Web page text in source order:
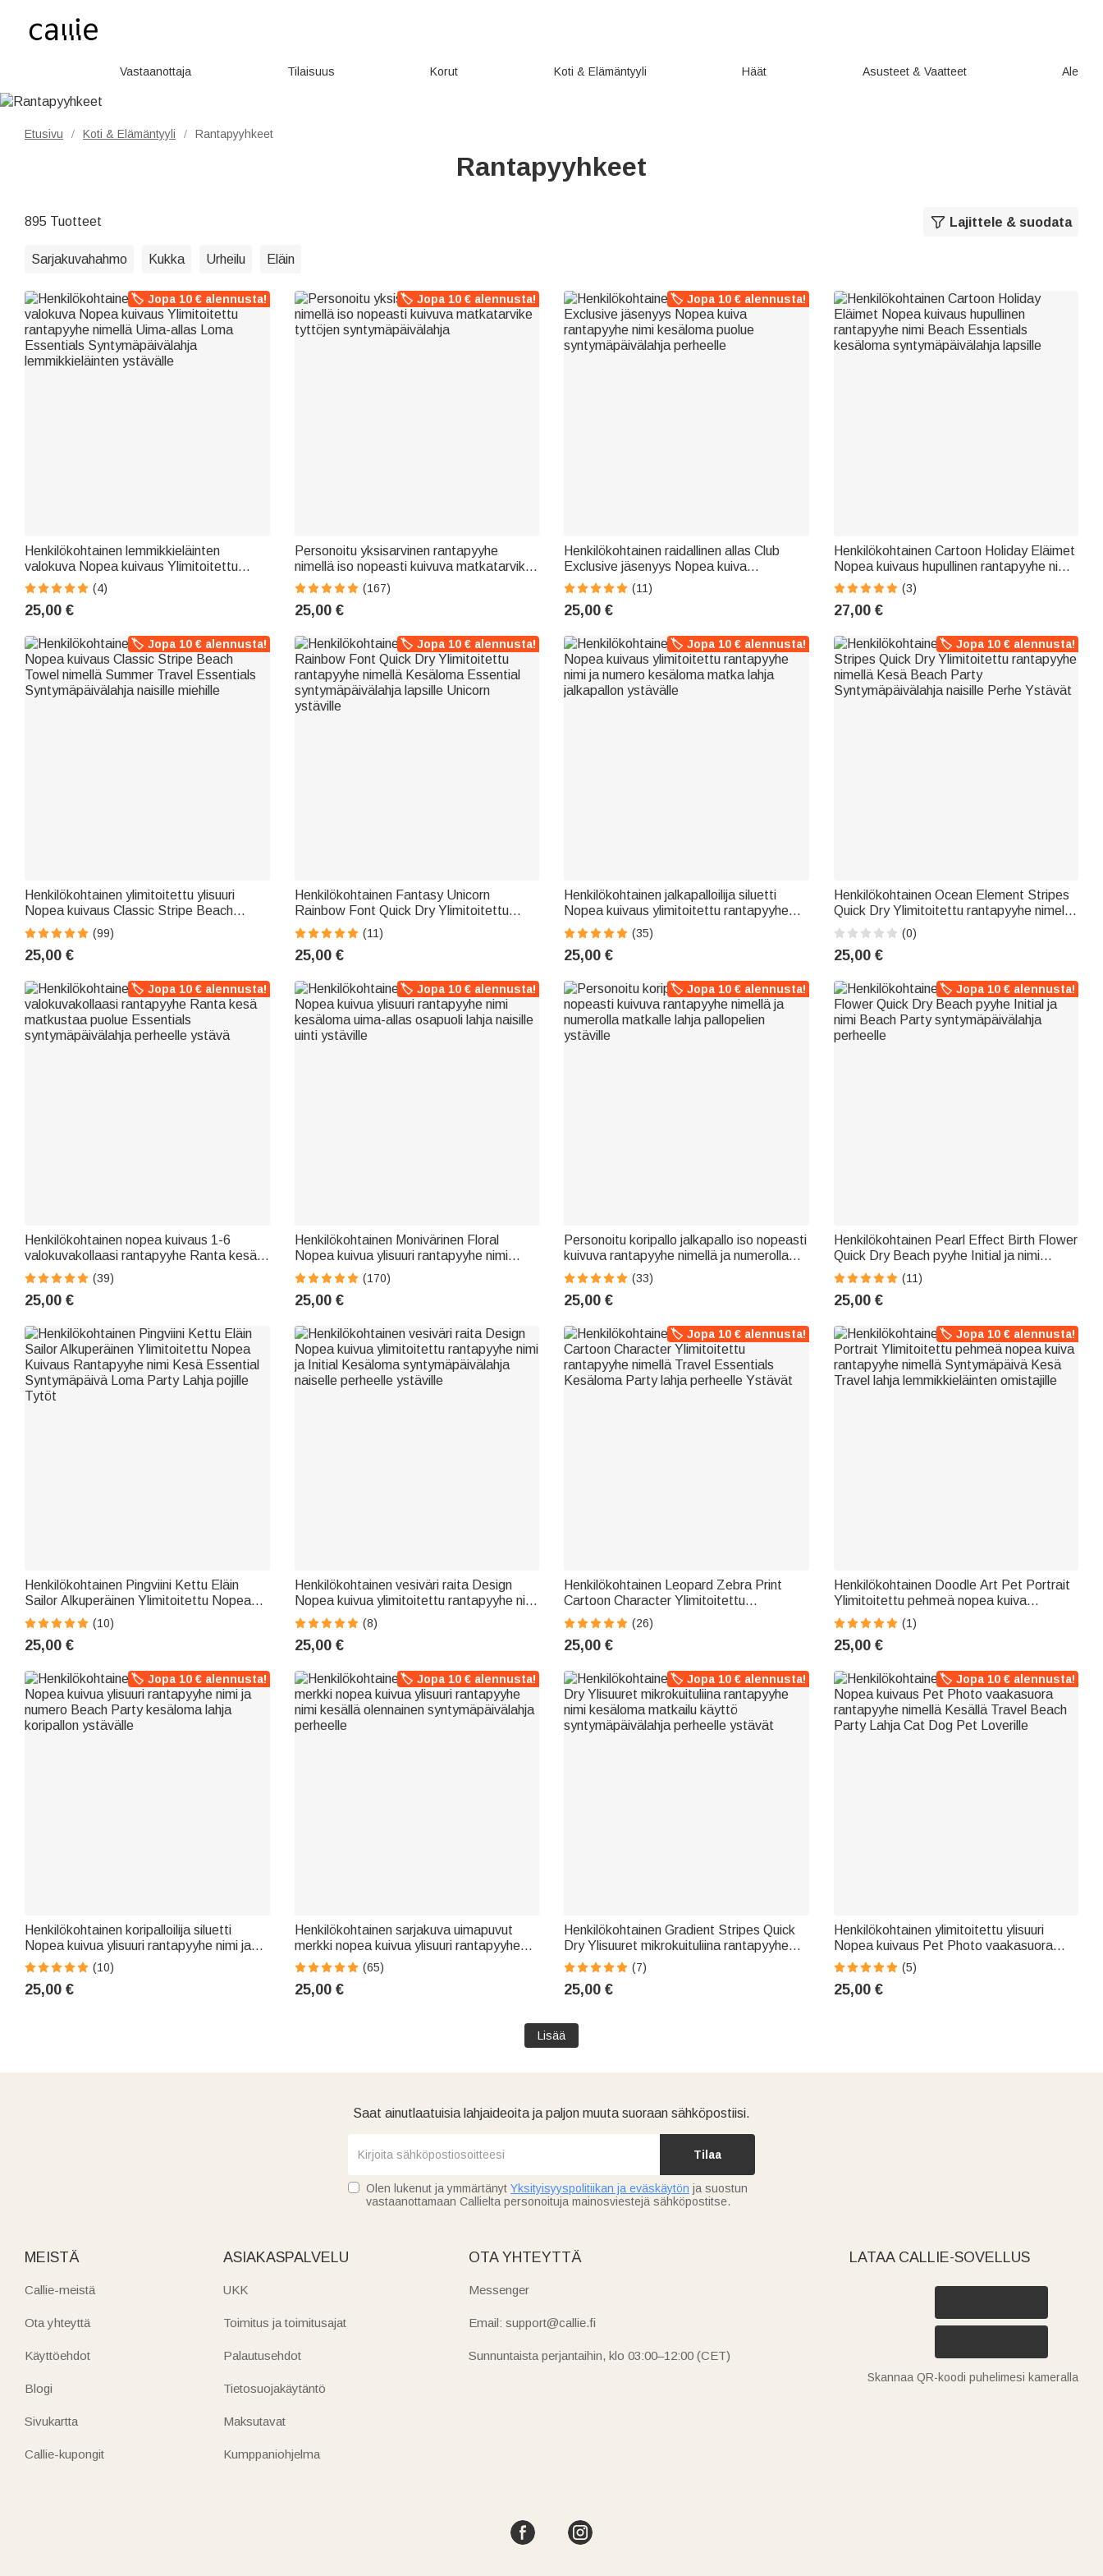
Vastaanottaja Tilaisuus Korut Koti & Elämäntyyli Häät Asusteet & Vaatteet Ale
Etusivu / Koti & Elämäntyyli / Rantapyyhkeet
Rantapyyhkeet
895 Tuotteet Lajittele & suodata
Sarjakuvahahmo Kukka Urheilu Eläin
🏷️ Jopa 10 € alennusta!
Henkilökohtainen lemmikkieläinten
valokuva Nopea kuivaus Ylimitoitettu
rantapyyhe nimellä Uima-allas Loma
Essentials Syntymäpäivälahja
lemmikkieläinten ystävälle
(4)
25,00 €
🏷️ Jopa 10 € alennusta!
Personoitu yksisarvinen rantapyyhe
nimellä iso nopeasti kuivuva matkatarvike
tyttöjen syntymäpäivälahja
(167)
25,00 €
🏷️ Jopa 10 € alennusta!
Henkilökohtainen raidallinen allas Club
Exclusive jäsenyys Nopea kuiva
rantapyyhe nimi kesäloma puolue
syntymäpäivälahja perheelle
(11)
25,00 €
Henkilökohtainen Cartoon Holiday Eläimet
Nopea kuivaus hupullinen rantapyyhe nimi
Beach Essentials kesäloma
syntymäpäivälahja lapsille
(3)
27,00 €
🏷️ Jopa 10 € alennusta!
Henkilökohtainen ylimitoitettu ylisuuri
Nopea kuivaus Classic Stripe Beach
Towel nimellä Summer Travel Essentials
Syntymäpäivälahja naisille miehille
(99)
25,00 €
🏷️ Jopa 10 € alennusta!
Henkilökohtainen Fantasy Unicorn
Rainbow Font Quick Dry Ylimitoitettu
rantapyyhe nimellä Kesäloma Essential
syntymäpäivälahja lapsille Unicorn
ystäville
(11)
25,00 €
🏷️ Jopa 10 € alennusta!
Henkilökohtainen jalkapalloilija siluetti
Nopea kuivaus ylimitoitettu rantapyyhe
nimi ja numero kesäloma matka lahja
jalkapallon ystävälle
(35)
25,00 €
🏷️ Jopa 10 € alennusta!
Henkilökohtainen Ocean Element Stripes
Quick Dry Ylimitoitettu rantapyyhe nimellä
Kesä Beach Party Syntymäpäivälahja
naisille Perhe Ystävät
(0)
25,00 €
🏷️ Jopa 10 € alennusta!
Henkilökohtainen nopea kuivaus 1-6
valokuvakollaasi rantapyyhe Ranta kesä
matkustaa puolue Essentials
syntymäpäivälahja perheelle ystävä
(39)
25,00 €
🏷️ Jopa 10 € alennusta!
Henkilökohtainen Monivärinen Floral
Nopea kuivua ylisuuri rantapyyhe nimi
kesäloma uima-allas osapuoli lahja naisille
uinti ystäville
(170)
25,00 €
🏷️ Jopa 10 € alennusta!
Personoitu koripallo jalkapallo iso nopeasti
kuivuva rantapyyhe nimellä ja numerolla
matkalle lahja pallopelien ystäville
(33)
25,00 €
🏷️ Jopa 10 € alennusta!
Henkilökohtainen Pearl Effect Birth Flower
Quick Dry Beach pyyhe Initial ja nimi
Beach Party syntymäpäivälahja perheelle
(11)
25,00 €
Henkilökohtainen Pingviini Kettu Eläin
Sailor Alkuperäinen Ylimitoitettu Nopea
Kuivaus Rantapyyhe nimi Kesä Essential
Syntymäpäivä Loma Party Lahja pojille
Tytöt
(10)
25,00 €
Henkilökohtainen vesiväri raita Design
Nopea kuivua ylimitoitettu rantapyyhe nimi
ja Initial Kesäloma syntymäpäivälahja
naiselle perheelle ystäville
(8)
25,00 €
🏷️ Jopa 10 € alennusta!
Henkilökohtainen Leopard Zebra Print
Cartoon Character Ylimitoitettu
rantapyyhe nimellä Travel Essentials
Kesäloma Party lahja perheelle Ystävät
(26)
25,00 €
🏷️ Jopa 10 € alennusta!
Henkilökohtainen Doodle Art Pet Portrait
Ylimitoitettu pehmeä nopea kuiva
rantapyyhe nimellä Syntymäpäivä Kesä
Travel lahja lemmikkieläinten omistajille
(1)
25,00 €
🏷️ Jopa 10 € alennusta!
Henkilökohtainen koripalloilija siluetti
Nopea kuivua ylisuuri rantapyyhe nimi ja
numero Beach Party kesäloma lahja
koripallon ystävälle
(10)
25,00 €
🏷️ Jopa 10 € alennusta!
Henkilökohtainen sarjakuva uimapuvut
merkki nopea kuivua ylisuuri rantapyyhe
nimi kesällä olennainen syntymäpäivälahja
perheelle
(65)
25,00 €
🏷️ Jopa 10 € alennusta!
Henkilökohtainen Gradient Stripes Quick
Dry Ylisuuret mikrokuituliina rantapyyhe
nimi kesäloma matkailu käyttö
syntymäpäivälahja perheelle ystävät
(7)
25,00 €
🏷️ Jopa 10 € alennusta!
Henkilökohtainen ylimitoitettu ylisuuri
Nopea kuivaus Pet Photo vaakasuora
rantapyyhe nimellä Kesällä Travel Beach
Party Lahja Cat Dog Pet Loverille
(5)
25,00 €
Lisää
Saat ainutlaatuisia lahjaideoita ja paljon muuta suoraan sähköpostiisi.
Tilaa
Olen lukenut ja ymmärtänyt Yksityisyyspolitiikan ja eväskäytön ja suostun
vastaanottamaan Callielta personoituja mainosviestejä sähköpostitse.
MEISTÄ
Callie-meistä
Ota yhteyttä
Käyttöehdot
Blogi
Sivukartta
Callie-kupongit
ASIAKASPALVELU
UKK
Toimitus ja toimitusajat
Palautusehdot
Tietosuojakäytäntö
Maksutavat
Kumppaniohjelma
OTA YHTEYTTÄ
Messenger
Email: support@callie.fi
Sunnuntaista perjantaihin, klo 03:00–12:00 (CET)
LATAA CALLIE-SOVELLUS
Skannaa QR-koodi puhelimesi kameralla